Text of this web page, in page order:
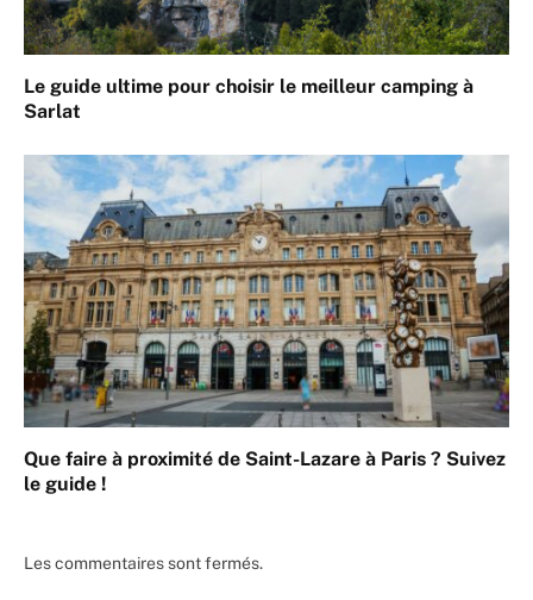
Le guide ultime pour choisir le meilleur camping à
Sarlat
Que faire à proximité de Saint-Lazare à Paris ? Suivez
le guide !
Les commentaires sont fermés.